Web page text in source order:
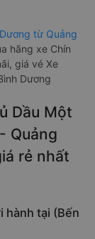
từ Quảng
hãng xe Chín
giá vé Xe
Dương
Dầu Một
Quảng
rẻ nhất
hành tại (Bến